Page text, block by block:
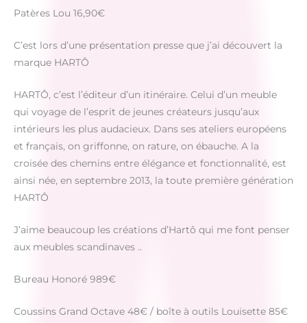
Patères Lou 16,90€
C’est lors d’une présentation presse que j’ai découvert la
marque HARTÔ
HARTÔ, c’est l’éditeur d’un itinéraire. Celui d’un meuble
qui voyage de l’esprit de jeunes créateurs jusqu’aux
intérieurs les plus audacieux. Dans ses ateliers européens
et français, on griffonne, on rature, on ébauche. A la
croisée des chemins entre élégance et fonctionnalité, est
ainsi née, en septembre 2013, la toute première génération
HARTÔ
J’aime beaucoup les créations d’Hartô qui me font penser
aux meubles scandinaves ..
Bureau Honoré 989€
Coussins Grand Octave 48€ / boîte à outils Louisette 85€